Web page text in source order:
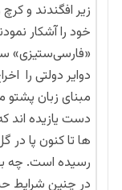
زیر افگندند و
خود را آشکار
«فارسی‌ستیزی»
دوایر دولتی را
مبنای زبان پشتو
دست یازیده اند
ها تا کنون پا در
رسیده است. چه
در چنین شرایط